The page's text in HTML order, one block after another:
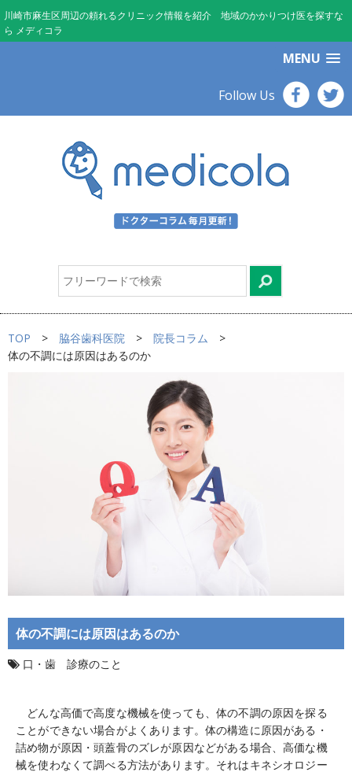
川崎市麻生区周辺の頼れるクリニック情報を紹介 地域のかかりつけ医を探すな
ら メディコラ
MENU
Follow Us
TOP 脇谷歯科医院
院長コラム
体の不調には原因はあるのか
体の不調には原因はあるのか
口・歯 診療のこと
どんな高価で高度な機械を使っても、体の不調の原因を探る
ことができない場合がよくあります。体の構造に原因がある・
詰め物が原因・頭蓋骨のズレが原因などがある場合、高価な機
械を使わなくて調べる方法があります。それはキネシオロジー